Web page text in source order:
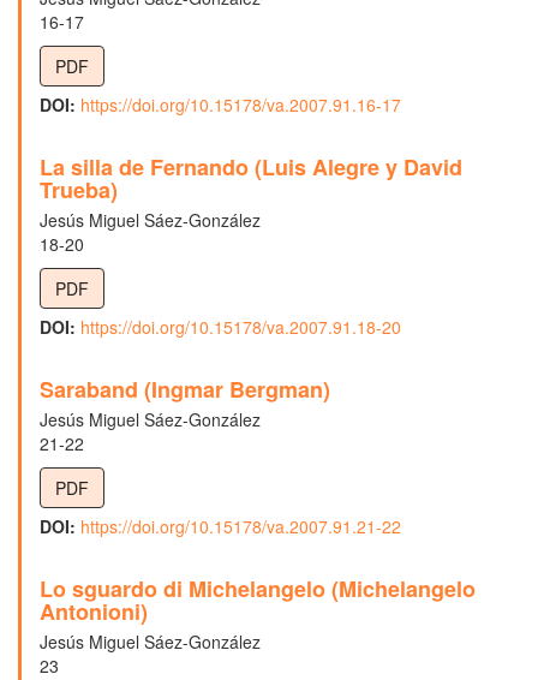
16-17
PDF
DOI: https://doi.org/10.15178/va.2007.91.16-17
La silla de Fernando (Luis Alegre y David
Trueba)
Jesús Miguel Sáez-González
18-20
PDF
DOI: https://doi.org/10.15178/va.2007.91.18-20
Saraband (Ingmar Bergman)
Jesús Miguel Sáez-González
21-22
PDF
DOI: https://doi.org/10.15178/va.2007.91.21-22
Lo sguardo di Michelangelo (Michelangelo
Antonioni)
Jesús Miguel Sáez-González
23